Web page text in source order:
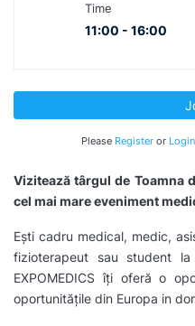
Time
11:00 - 16:00
Please Register or Login
Vizitează târgul de Toamna
cel mai mare eveniment
Ești cadru medical, medic,
fizioterapeut sau student
EXPOMEDICS îți oferă o
oportunitățile din Europa in